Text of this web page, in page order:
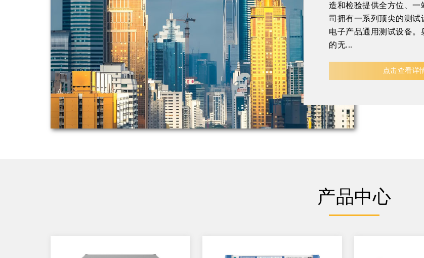
造和检验提供全方位、
司拥有一系列顶尖的测试
电子产品通用测试设备
的无...
点击查看详
产品中心